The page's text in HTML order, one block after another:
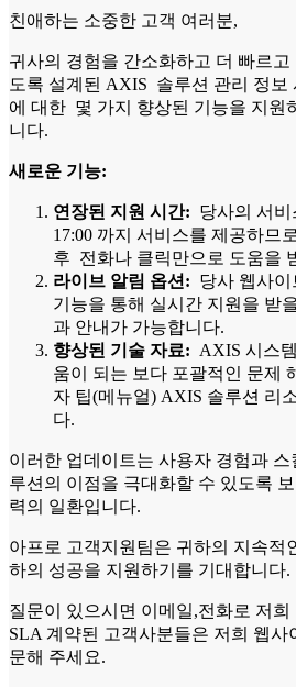
친애하는 소중한 고객 여러분,
귀사의 경험을 간소화하고 더 빠르
도록 설계된 AXIS 솔루션 관리 정보
에 대한 몇 가지 향상된 기능을 지원
니다.
새로운 기능:
연장된 지원 시간: 당사의 서비
17:00 까지 서비스를 제공하므
후 전화나 클릭만으로 도움을
라이브 알림 옵션: 당사 웹사
기능을 통해 실시간 지원을 받
과 안내가 가능합니다.
향상된 기술 자료: AXIS 시스
움이 되는 보다 포괄적인 문제
자 팁(메뉴얼) AXIS 솔루션 리
다.
이러한 업데이트는 사용자 경험과
루션의 이점을 극대화할 수 있도록
력의 일환입니다.
아프로 고객지원팀은 귀하의 지속적
하의 성공을 지원하기를 기대합니다.
질문이 있으시면 이메일,전화로 저
SLA 계약된 고객사분들은 저희 웹
문해 주세요.